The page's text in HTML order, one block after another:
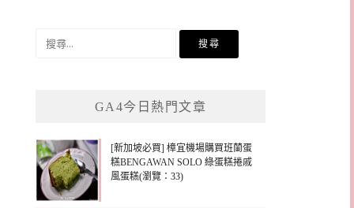
GA4今日熱門文章
[新加坡必買] 樟宜機場購買班蘭蛋
糕BENGAWAN SOLO 綠蛋糕捲戚
風蛋糕(瀏覽：33)